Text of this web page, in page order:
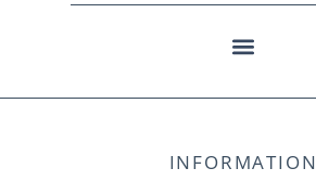
INFORMATION